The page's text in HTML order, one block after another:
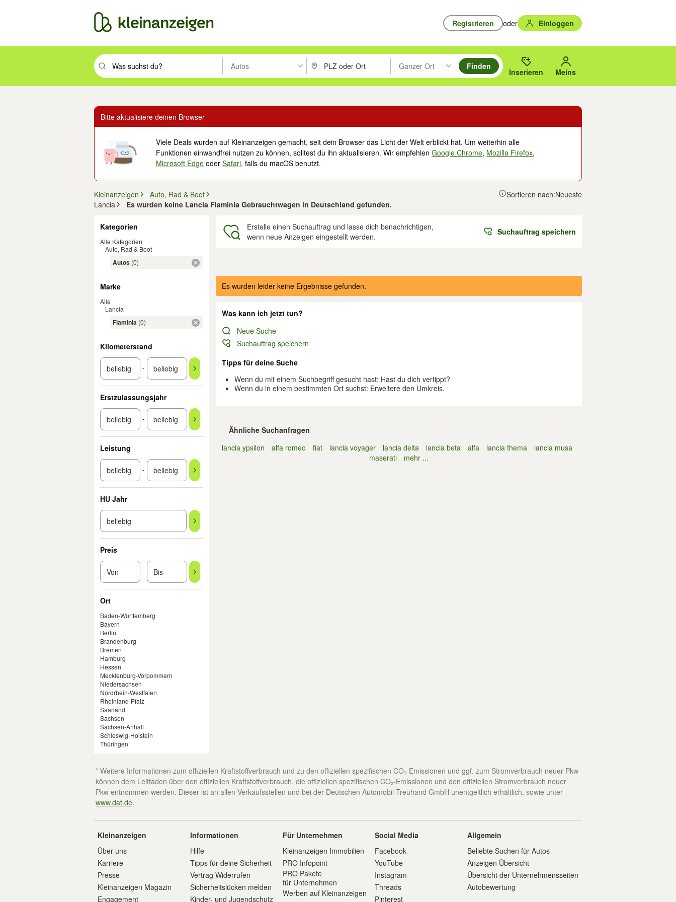
Registrieren oder Einloggen
Suchbegriff eingeben. Eingabetaste drücken um zu suchen, oder Vorschläge mit den Pfeiltasten nach oben/unten durchsuchen und mit Eingabetaste auswählen.
Autos PLZ oder Ort eingeben. Eingabetaste drücken um zu suchen, oder Vorschläge mit den Pfeiltasten nach oben/
Ganzer Ort
Suche im Umkreis des gewählten Orts oder PLZ.
Finden
Inserieren Meins
Bitte aktualisiere deinen Browser
Viele Deals wurden auf Kleinanzeigen gemacht, seit dein Browser das Licht der Welt erblickt hat. Um weiterhin alle
Funktionen einwandfrei nutzen zu können, solltest du ihn aktualisieren. Wir empfehlenGoogle Chrome, Mozilla Firefox,
Microsoft Edge oderSafari, falls du macOS benutzt.
Kleinanzeigen
Auto, Rad & Boot
Lancia
Es wurden keine Lancia Flaminia Gebrauchtwagen in Deutschland gefunden.
Sortieren nach:Neueste
Kategorien
Alle Kategorien
Auto, Rad & Boot
Autos (0)
Marke
Alle
Lancia
Flaminia (0)
Kilometerstand
-
Erstzulassungsjahr
-
Leistung
-
HU Jahr
Preis
-
Ort
Baden-Württemberg
Bayern
Berlin
Brandenburg
Bremen
Hamburg
Hessen
Mecklenburg-Vorpommern
Niedersachsen
Nordrhein-Westfalen
Rheinland-Pfalz
Saarland
Sachsen
Sachsen-Anhalt
Schleswig-Holstein
Thüringen
Erstelle einen Suchauftrag und lasse dich benachrichtigen,
wenn neue Anzeigen eingestellt werden.
Suchauftrag speichern
Ergebnisse
Es wurden leider keine Ergebnisse gefunden.
Was kann ich jetzt tun?
Neue Suche
Suchauftrag speichern
Tipps für deine Suche
Wenn du mit einem Suchbegriff gesucht hast: Hast du dich vertippt?
Wenn du in einem bestimmten Ort suchst: Erweitere den Umkreis.
Ähnliche Suchanfragen
lancia ypsilon
alfa romeo fiat lancia voyager lancia delta lancia beta alfa lancia thema
lancia musa
maserati
mehr ...
* Weitere Informationen zum offiziellen Kraftstoffverbrauch und zu den offiziellen spezifischen CO₂-Emissionen und ggf. zum Stromverbrauch neuer Pkw
können dem Leitfaden über den offiziellen Kraftstoffverbrauch, die offiziellen spezifischen CO₂-Emissionen und den offiziellen Stromverbrauch neuer
Pkw entnommen werden. Dieser ist an allen Verkaufsstellen und bei der Deutschen Automobil Treuhand GmbH unentgeltlich erhältlich, sowie unter
www.dat.de.
Kleinanzeigen
Über uns
Karriere
Presse
Kleinanzeigen Magazin
Engagement
Informationen
Hilfe
Tipps für deine Sicherheit
Vertrag Widerrufen
Sicherheitslücken melden
Kinder- und Jugendschutz
Für Unternehmen
Kleinanzeigen Immobilien
PRO Infopoint
PRO Pakete
für Unternehmen
Werben auf Kleinanzeigen
Social Media
Facebook
YouTube
Instagram
Threads
Pinterest
Allgemein
Beliebte Suchen für Autos
Anzeigen Übersicht
Übersicht der Unternehmensseiten
Autobewertung